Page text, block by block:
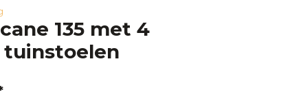
135 met 4